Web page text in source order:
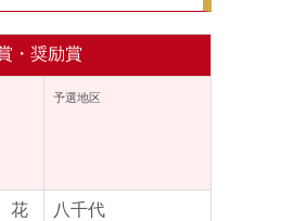
・奨励賞
予選地区
花 八千代